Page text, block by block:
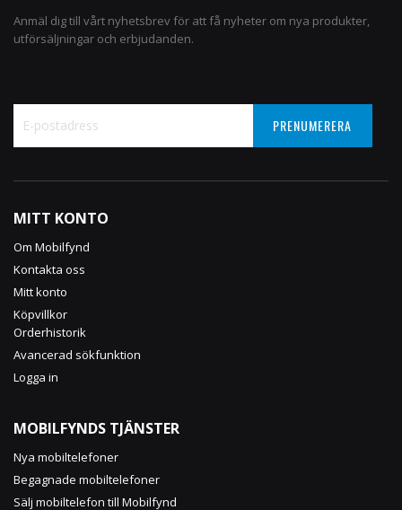
Anmäl dig till vårt nyhetsbrev för att få nyheter om nya produkter,
utförsäljningar och erbjudanden.
Newsletter:
PRENUMERERA
MITT KONTO
Om Mobilfynd
Kontakta oss
Mitt konto
Köpvillkor
Orderhistorik
Avancerad sökfunktion
Logga in
MOBILFYNDS TJÄNSTER
Nya mobiltelefoner
Begagnade mobiltelefoner
Sälj mobiltelefon till Mobilfynd